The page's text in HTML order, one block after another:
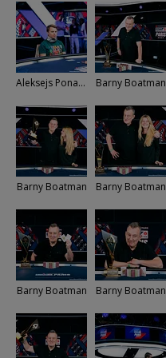
Aleksejs Ponakovs Barny Boatman
Barny Boatman Barny Boatman
Barny Boatman Barny Boatman